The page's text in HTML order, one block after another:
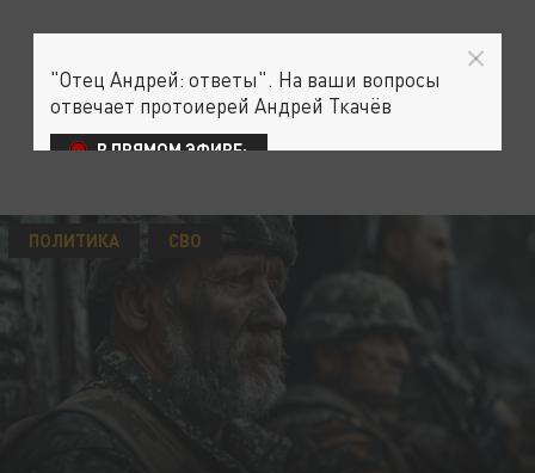
ПОЛИТИКА СВО
"Отец Андрей: ответы". На ваши вопросы
отвечает протоиерей Андрей Ткачёв
В ПРЯМОМ ЭФИРЕ: